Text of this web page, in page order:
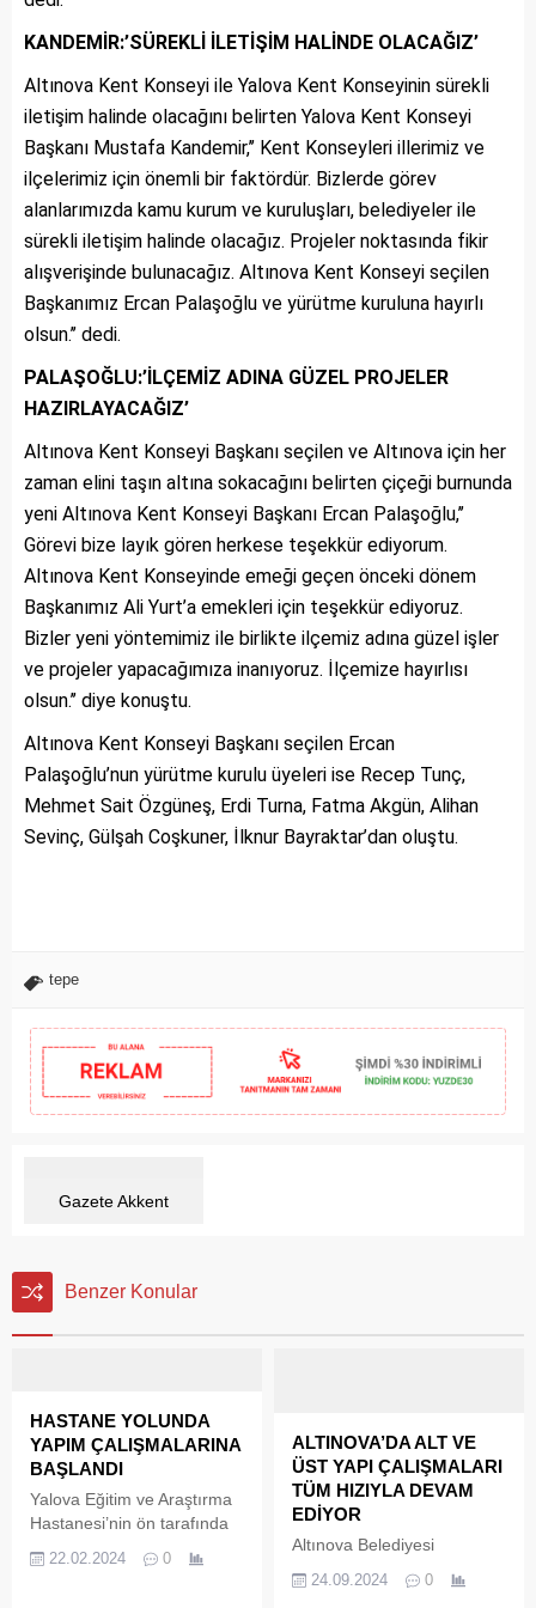
KANDEMİR:’SÜREKLİ İLETİŞİM HALİNDE OLACAĞIZ’
Altınova Kent Konseyi ile Yalova Kent Konseyinin sürekli
iletişim halinde olacağını belirten Yalova Kent Konseyi
Başkanı Mustafa Kandemir,’’ Kent Konseyleri illerimiz ve
ilçelerimiz için önemli bir faktördür. Bizlerde görev
alanlarımızda kamu kurum ve kuruluşları, belediyeler ile
sürekli iletişim halinde olacağız. Projeler noktasında fikir
alışverişinde bulunacağız. Altınova Kent Konseyi seçilen
Başkanımız Ercan Palaşoğlu ve yürütme kuruluna hayırlı
olsun.’’ dedi.
PALAŞOĞLU:’İLÇEMİZ ADINA GÜZEL PROJELER
HAZIRLAYACAĞIZ’
Altınova Kent Konseyi Başkanı seçilen ve Altınova için her
zaman elini taşın altına sokacağını belirten çiçeği burnunda
yeni Altınova Kent Konseyi Başkanı Ercan Palaşoğlu,’’
Görevi bize layık gören herkese teşekkür ediyorum.
Altınova Kent Konseyinde emeği geçen önceki dönem
Başkanımız Ali Yurt’a emekleri için teşekkür ediyoruz.
Bizler yeni yöntemimiz ile birlikte ilçemiz adına güzel işler
ve projeler yapacağımıza inanıyoruz. İlçemize hayırlısı
olsun.’’ diye konuştu.
Altınova Kent Konseyi Başkanı seçilen Ercan
Palaşoğlu’nun yürütme kurulu üyeleri ise Recep Tunç,
Mehmet Sait Özgüneş, Erdi Turna, Fatma Akgün, Alihan
Sevinç, Gülşah Coşkuner, İlknur Bayraktar’dan oluştu.
tepe
Gazete Akkent
Benzer Konular
HASTANE YOLUNDA
YAPIM ÇALIŞMALARINA
BAŞLANDI
Yalova Eğitim ve Araştırma
Hastanesi’nin ön tarafında
başlandı. İlk etapta, elektrik,
22.02.2024 0
ALTINOVA’DA ALT VE
ÜST YAPI ÇALIŞMALARI
TÜM HIZIYLA DEVAM
EDİYOR
Altınova Belediyesi
parke taşı ve kaldırım taşı
24.09.2024 0